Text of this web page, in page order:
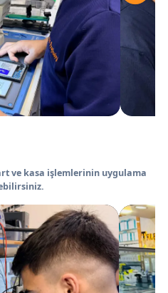
ve kasa işlemlerinin uygulama